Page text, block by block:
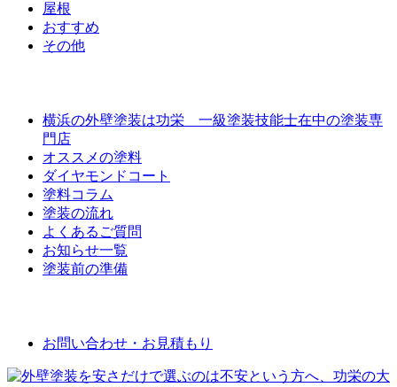
屋根
おすすめ
その他
横浜の外壁塗装は功栄 一級塗装技能士在中の塗装専
門店
オススメの塗料
ダイヤモンドコート
塗料コラム
塗装の流れ
よくあるご質問
お知らせ一覧
塗装前の準備
お問い合わせ・お見積もり